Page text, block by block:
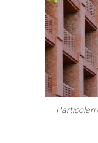
Particolari